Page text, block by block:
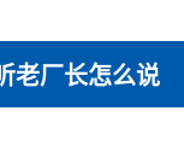
老厂长怎么说